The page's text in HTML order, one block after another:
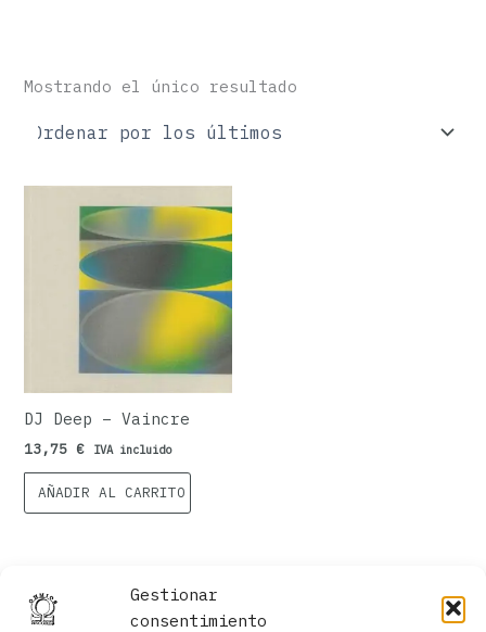
Gestionar
consentimiento
Mostrando el único resultado
DJ Deep – Vaincre
13,75 € IVA incluido
AÑADIR AL CARRITO